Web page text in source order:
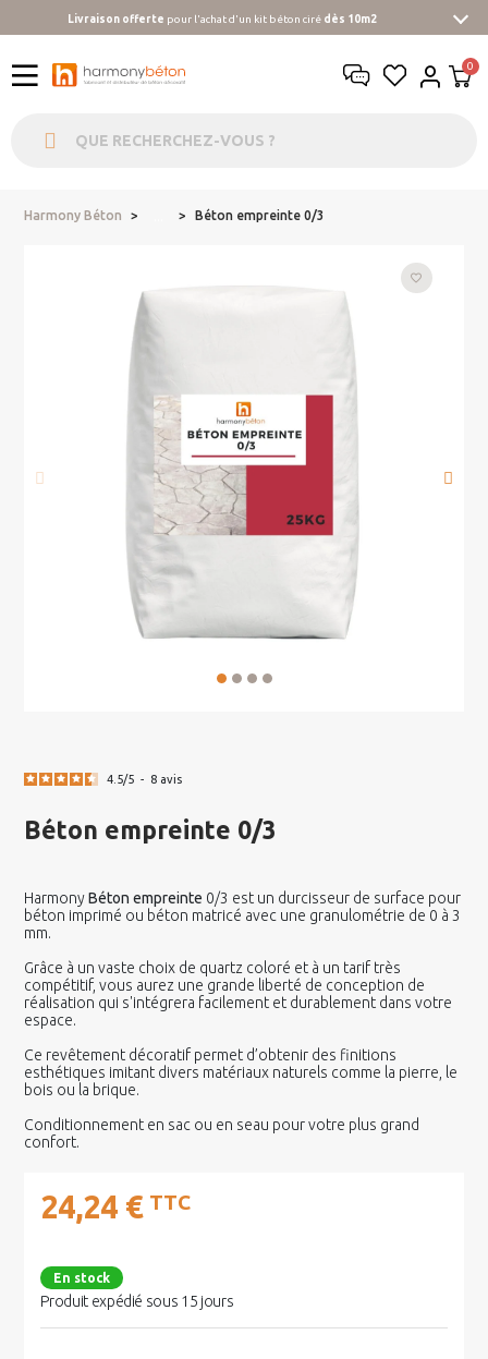
Livraison offerte pour l'achat d'un kit béton ciré dès 10m2
Harmony Béton Béton empreinte 0/3
favorite_border
4.5/5 - 8 avis
Béton empreinte 0/3
HarmonyBéton empreinte 0/3 est un durcisseur de surface pour
béton imprimé ou béton matricé avec une granulométrie de 0 à 3
mm.
Grâce à un vaste choix de quartz coloré et à un tarif très
compétitif, vous aurez une grande liberté de conception de
réalisation qui s'intégrera facilement et durablement dans votre
espace.
Ce revêtement décoratif permet d’obtenir des finitions
esthétiques imitant divers matériaux naturels comme la pierre, le
bois ou la brique.
Conditionnement en sac ou en seau pour votre plus grand
confort.
24,24 € TTC
En stock
Produit expédié sous 15 jours